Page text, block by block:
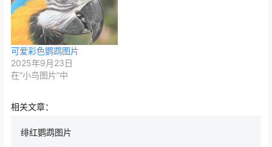
可爱彩色鹦鹉图片
2025年9月23日
在“小鸟图片”中
相关文章：
绯红鹦鹉图片